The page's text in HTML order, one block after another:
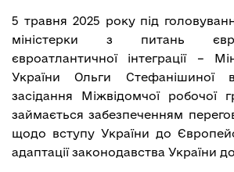
5 травня 2025 року під
міністерки з питань
євроатлантичної інтеграції –
України Ольги Стефанішиної
засідання Міжвідомчої робочої
займається забезпеченням
щодо вступу України до
адаптації законодавства України